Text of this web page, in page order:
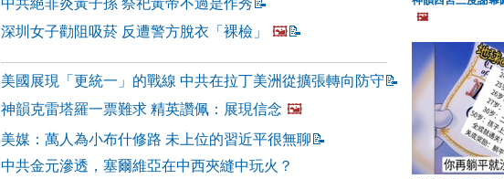
中共絕非炎黃子孫 祭祀黃帝不過是作秀 📝
深圳女子勸阻吸菸 反遭警方脫衣「裸檢」
🖼️📝
美國展現「更統一」的戰線 中共在拉丁美洲從擴張轉向防守 📝
神韻克雷塔羅一票難求 精英讚佩：展現信念 🖼️
美媒：萬人為小布什修路 未上位的習近平很無聊 📝
中共金元滲透，塞爾維亞在中西夾縫中玩火？
🖼️